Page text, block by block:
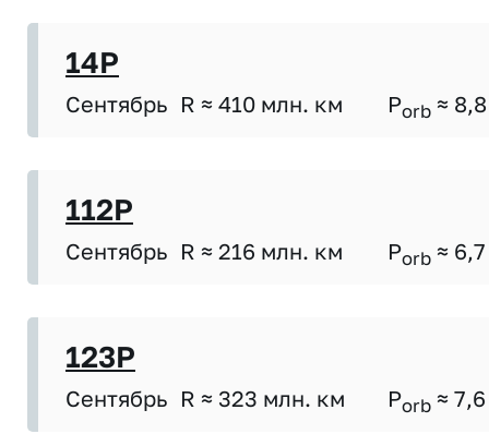
14P
Сентябрь R ≈ 410 млн. км Porb ≈ 8,8
112P
Сентябрь R ≈ 216 млн. км Porb ≈ 6,7
123P
Сентябрь R ≈ 323 млн. км Porb ≈ 7,6